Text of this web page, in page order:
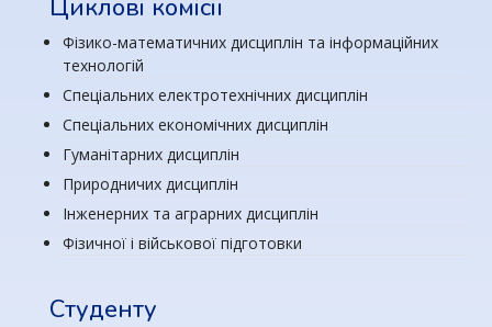
Циклові комісії
Фізико-математичних дисциплін та інформаційних
технологій
Спеціальних електротехнічних дисциплін
Спеціальних економічних дисциплін
Гуманітарних дисциплін
Природничих дисциплін
Інженерних та аграрних дисциплін
Фізичної і військової підготовки
Студенту